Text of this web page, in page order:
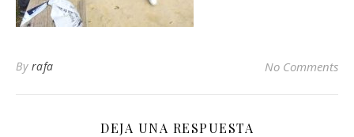
By rafa No Comments
DEJA UNA RESPUESTA